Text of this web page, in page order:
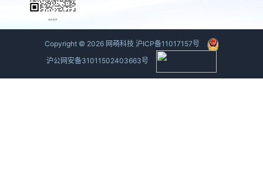
商务联系
Copyright © 2026 网萌科技 沪ICP备11017157号
沪公网安备31011502403663号